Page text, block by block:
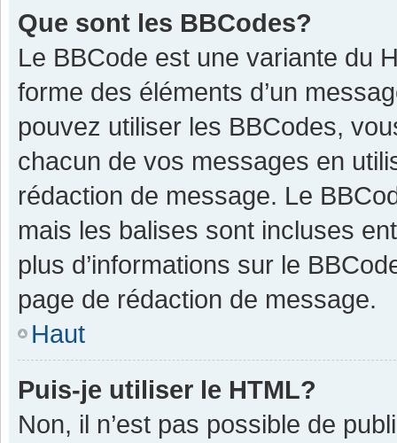
Que sont les BBCodes?
Le BBCode est une variante du
forme des éléments d’un
pouvez utiliser les BBCodes,
chacun de vos messages en
rédaction de message. Le
mais les balises sont incluses
plus d’informations sur le
page de rédaction de message.
Haut
Puis-je utiliser le HTML?
Non, il n’est pas possible de